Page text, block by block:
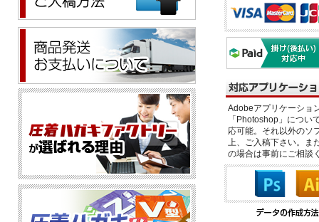
Adobeアプリケーショ
「Photoshop」につい
応可能。それ以外のソ
上、ご入稿下さい。ま
の場合は事前にご相談